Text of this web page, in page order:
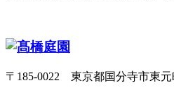
〒185-0022 東京都国分寺市東元